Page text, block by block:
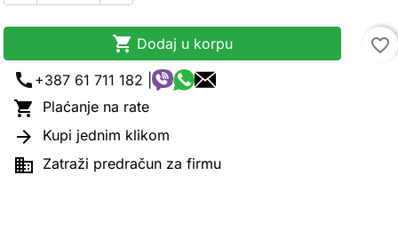
 Dodaj u korpu
favorite_border
call +387 61 711 182 |
 Plaćanje na rate
 Kupi jednim klikom
 Zatraži predračun za firmu